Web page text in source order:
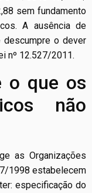
sem fundamento
A ausência de
descumpre o dever
nº 12.527/2011.
o que os
não
as Organizações
1998 estabelecem
especificação do